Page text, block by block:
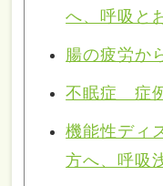
へ、呼吸と
腸の疲労か
不眠症 症
機能性ディ
方へ、呼吸